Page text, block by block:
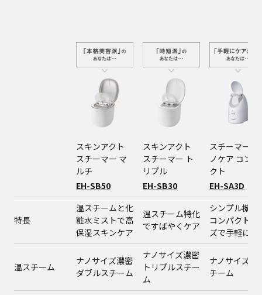
スキンアクト
スチーマー マ
ルチ
EH-SB50
スキンアクト
スチーマー ト
リプル
EH-SB30
スチーマー ナ
ノケア コンパ
クト
EH-SA3D
特長
温スチームと化
粧水ミストで高
保湿スキンケア
温スチーム特化
ですばやくケア
シンプル機能
コンパクトサ
ズで手軽にケ
温スチーム
ナノサイズ濃密
ダブルスチーム
ナノサイズ濃密
トリプルスチー
ム
ナノサイズ温
チーム